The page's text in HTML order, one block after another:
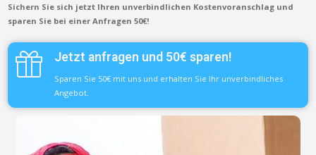
Sichern Sie sich jetzt Ihren unverbindlichen Kostenvoranschlag und
sparen Sie bei einer Anfragen 50€!
Jetzt anfragen und 50€ sparen!
Sparen Sie 50€ mit uns und erhalten Sie Ihr unverbindliches
Angebot.